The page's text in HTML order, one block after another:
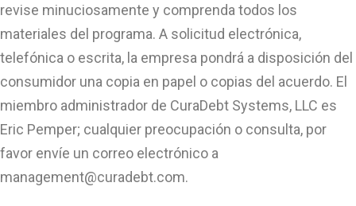
revise minuciosamente y comprenda todos los
materiales del programa. A solicitud electrónica,
telefónica o escrita, la empresa pondrá a disposición del
consumidor una copia en papel o copias del acuerdo. El
miembro administrador de CuraDebt Systems, LLC es
Eric Pemper; cualquier preocupación o consulta, por
favor envíe un correo electrónico a
management@curadebt.com.